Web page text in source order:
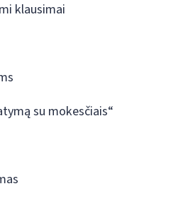
klausimai
su mokesčiais“